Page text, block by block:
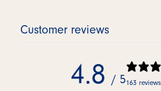
Customer reviews
4.8 / 5163 reviews